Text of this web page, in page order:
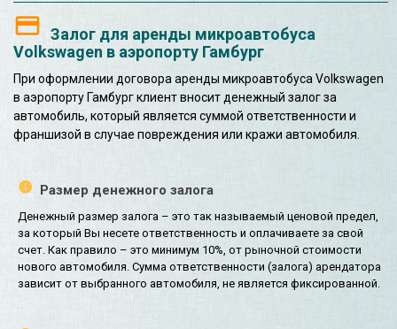
Залог для аренды микроавтобуса
Volkswagen в аэропорту Гамбург
При оформлении договора аренды микроавтобуса Volkswagen
в аэропорту Гамбург клиент вносит денежный залог за
автомобиль, который является суммой ответственности и
франшизой в случае повреждения или кражи автомобиля.
Размер денежного залога
Денежный размер залога – это так называемый ценовой предел,
за который Вы несете ответственность и оплачиваете за свой
счет. Как правило – это минимум 10%, от рыночной стоимости
нового автомобиля. Сумма ответственности (залога) арендатора
зависит от выбранного автомобиля, не является фиксированной.